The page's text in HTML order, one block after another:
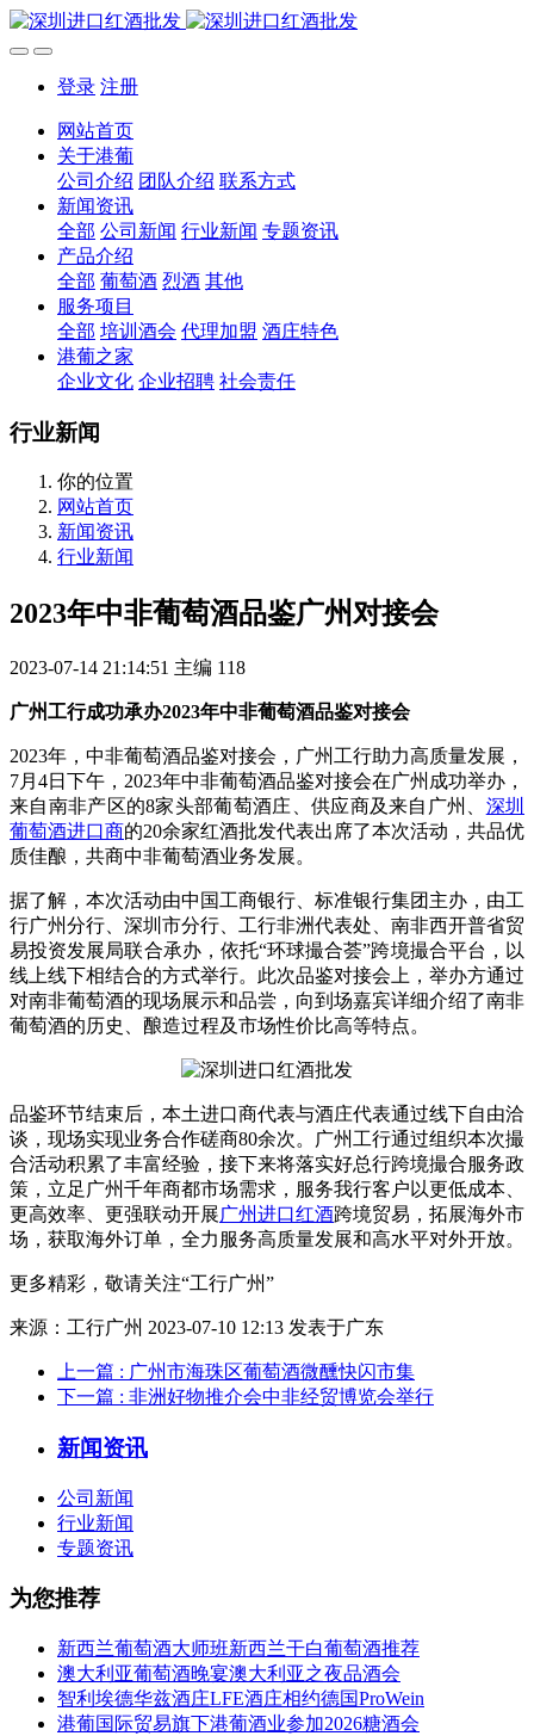
登录 注册
网站首页
关于港葡
公司介绍 团队介绍 联系方式
新闻资讯
全部 公司新闻 行业新闻 专题资讯
产品介绍
全部 葡萄酒 烈酒 其他
服务项目
全部 培训酒会 代理加盟 酒庄特色
港葡之家
企业文化 企业招聘 社会责任
行业新闻
你的位置
网站首页
新闻资讯
行业新闻
2023年中非葡萄酒品鉴广州对接会
2023-07-14 21:14:51 主编 118
广州工行成功承办2023年中非葡萄酒品鉴对接会
2023年，中非葡萄酒品鉴对接会，广州工行助力高质量发展，
7月4日下午，2023年中非葡萄酒品鉴对接会在广州成功举办，
来自南非产区的8家头部葡萄酒庄、供应商及来自广州、 深圳
葡萄酒进口商的20余家红酒批发代表出席了本次活动，共品优
质佳酿，共商中非葡萄酒业务发展。
据了解，本次活动由中国工商银行、标准银行集团主办，由工
行广州分行、深圳市分行、工行非洲代表处、南非西开普省贸
易投资发展局联合承办，依托“环球撮合荟”跨境撮合平台，以
线上线下相结合的方式举行。此次品鉴对接会上，举办方通过
对南非葡萄酒的现场展示和品尝，向到场嘉宾详细介绍了南非
葡萄酒的历史、酿造过程及市场性价比高等特点。
品鉴环节结束后，本土进口商代表与酒庄代表通过线下自由洽
谈，现场实现业务合作磋商80余次。广州工行通过组织本次撮
合活动积累了丰富经验，接下来将落实好总行跨境撮合服务政
策，立足广州千年商都市场需求，服务我行客户以更低成本、
更高效率、更强联动开展广州进口红酒跨境贸易，拓展海外市
场，获取海外订单，全力服务高质量发展和高水平对外开放。
更多精彩，敬请关注“工行广州”
来源：工行广州 2023-07-10 12:13 发表于广东
上一篇 : 广州市海珠区葡萄酒微醺快闪市集
下一篇 : 非洲好物推介会中非经贸博览会举行
新闻资讯
公司新闻
行业新闻
专题资讯
为您推荐
新西兰葡萄酒大师班新西兰干白葡萄酒推荐
澳大利亚葡萄酒晚宴澳大利亚之夜品酒会
智利埃德华兹酒庄LFE酒庄相约德国ProWein
港葡国际贸易旗下港葡酒业参加2026糖酒会